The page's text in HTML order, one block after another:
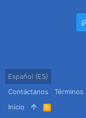
Español (ES)
Contáctanos
Términos
Inicio
R
S